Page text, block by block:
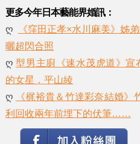
更多今年日本藝能界婚訊：
ღ
《窪田正孝×水川麻美》姊
曬超閃合照
ღ型男主廚《速水茂虎道》
的女星．平山綾
ღ
《梶裕貴＆竹達彩奈結婚
利回收兩年前埋下的伏筆……